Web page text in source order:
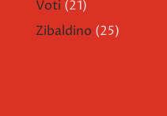
Voti (21)
Zibaldino (25)